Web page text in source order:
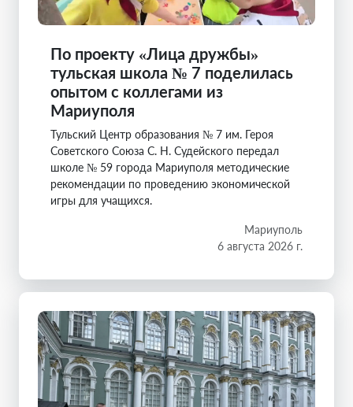
По проекту «Лица дружбы»
тульская школа № 7 поделилась
опытом с коллегами из
Мариуполя
Тульский Центр образования № 7 им. Героя
Советского Союза С. Н. Судейского передал
школе № 59 города Мариуполя методические
рекомендации по проведению экономической
игры для учащихся.
Мариуполь
6 августа 2026 г.